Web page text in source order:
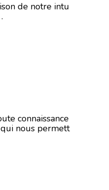
de notre intu
connaissance
nous permett